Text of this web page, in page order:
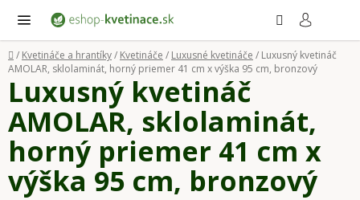
obsah
Domov
/ Kvetináče a hrantíky/ Kvetináče / Luxusné kvetináče / Luxusný kvetináč
AMOLAR, sklolaminát, horný priemer 41 cm x výška 95 cm, bronzový
Luxusný kvetináč
AMOLAR, sklolaminát,
horný priemer 41 cm x
výška 95 cm, bronzový